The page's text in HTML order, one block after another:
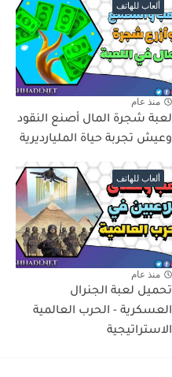
ألعاب للهاتف
منذ عام
لعبة شجرة المال أصنع النقود
وعيش تجربة حياة المليارديرية
ألعاب للهاتف
منذ عام
تحميل لعبة الجنرال
العسكرية - الحرب العالمية
الاستراتيجية